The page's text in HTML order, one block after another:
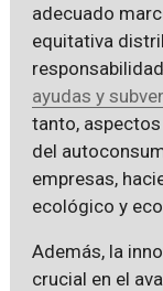
adecuado
equitativa
ayudas y
tanto,
del
empresas,
ecológico y
Además, la
crucial en el